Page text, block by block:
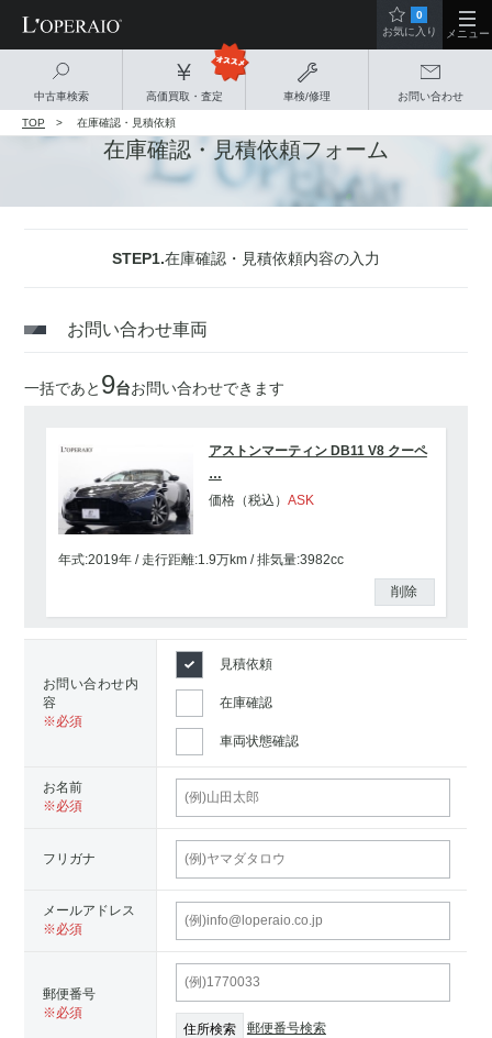
中古車検索 高価買取・査定 車検/修理 お問い合わせ
0
お気に入り
メニュー
TOP 在庫確認・見積依頼
在庫確認・見積依頼フォーム
STEP1.在庫確認・見積依頼内容の入力
お問い合わせ車両
一括であと 9台お問い合わせできます
アストンマーティン DB11 V8 クーペ
…
価格（税込） ASK
年式:2019年 走行距離:1.9万km 排気量:3982cc
削除
お問い合わせ内
容
見積依頼
在庫確認
車両状態確認
お名前
フリガナ
メールアドレス
郵便番号
郵便番号検索